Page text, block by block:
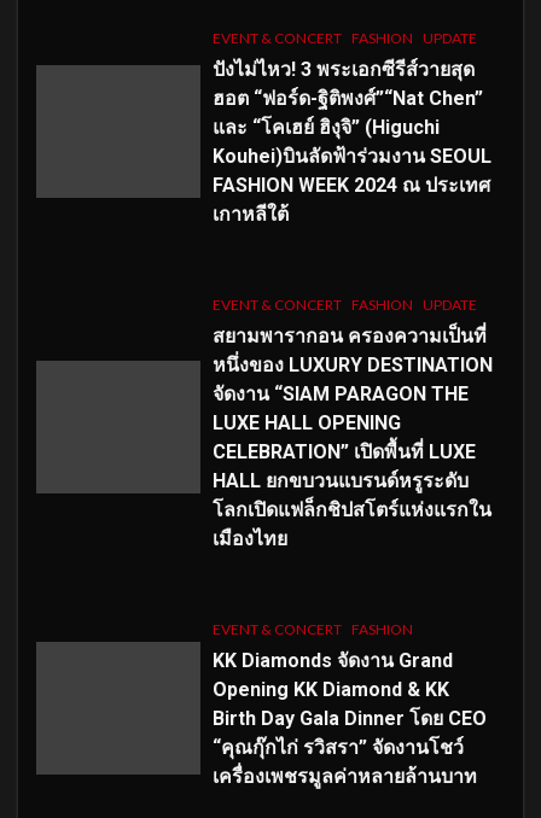
EVENT & CONCERT FASHION UPDATE
ปังไม่ไหว! 3 พระเอกซีรีส์วายสุด
ฮอต “ฟอร์ด-ฐิติพงศ์”“Nat Chen”
และ “โคเฮย์ ฮิงุจิ” (Higuchi
Kouhei)บินลัดฟ้าร่วมงาน SEOUL
FASHION WEEK 2024 ณ ประเทศ
เกาหลีใต้
EVENT & CONCERT FASHION UPDATE
สยามพารากอน ครองความเป็นที่
หนึ่งของ LUXURY DESTINATION
จัดงาน “SIAM PARAGON THE
LUXE HALL OPENING
CELEBRATION” เปิดพื้นที่ LUXE
HALL ยกขบวนแบรนด์หรูระดับ
โลกเปิดแฟล็กชิปสโตร์แห่งแรกใน
เมืองไทย
EVENT & CONCERT FASHION
KK Diamonds จัดงาน Grand
Opening KK Diamond & KK
Birth Day Gala Dinner โดย CEO
“คุณกุ๊กไก่ รวิสรา” จัดงานโชว์
เครื่องเพชรมูลค่าหลายล้านบาท